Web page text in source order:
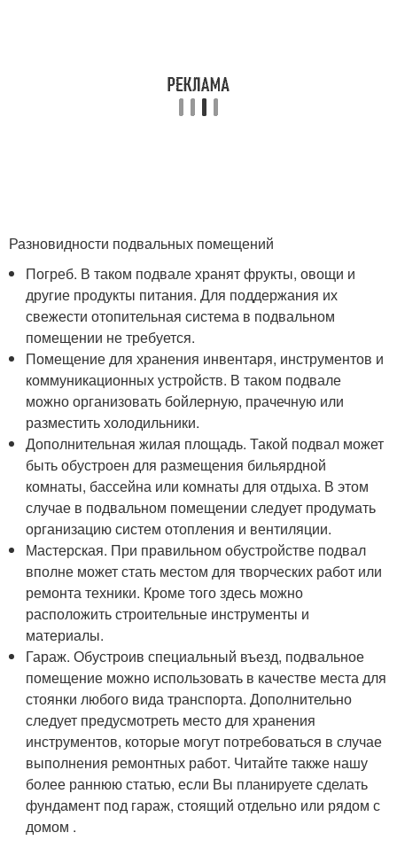
Разновидности подвальных помещений
Погреб. В таком подвале хранят фрукты, овощи и
другие продукты питания. Для поддержания их
свежести отопительная система в подвальном
помещении не требуется.
Помещение для хранения инвентаря, инструментов и
коммуникационных устройств. В таком подвале
можно организовать бойлерную, прачечную или
разместить холодильники.
Дополнительная жилая площадь. Такой подвал может
быть обустроен для размещения бильярдной
комнаты, бассейна или комнаты для отдыха. В этом
случае в подвальном помещении следует продумать
организацию систем отопления и вентиляции.
Мастерская. При правильном обустройстве подвал
вполне может стать местом для творческих работ или
ремонта техники. Кроме того здесь можно
расположить строительные инструменты и
материалы.
Гараж. Обустроив специальный въезд, подвальное
помещение можно использовать в качестве места для
стоянки любого вида транспорта. Дополнительно
следует предусмотреть место для хранения
инструментов, которые могут потребоваться в случае
выполнения ремонтных работ. Читайте также нашу
более раннюю статью, если Вы планируете сделать
фундамент под гараж, стоящий отдельно или рядом с
домом .